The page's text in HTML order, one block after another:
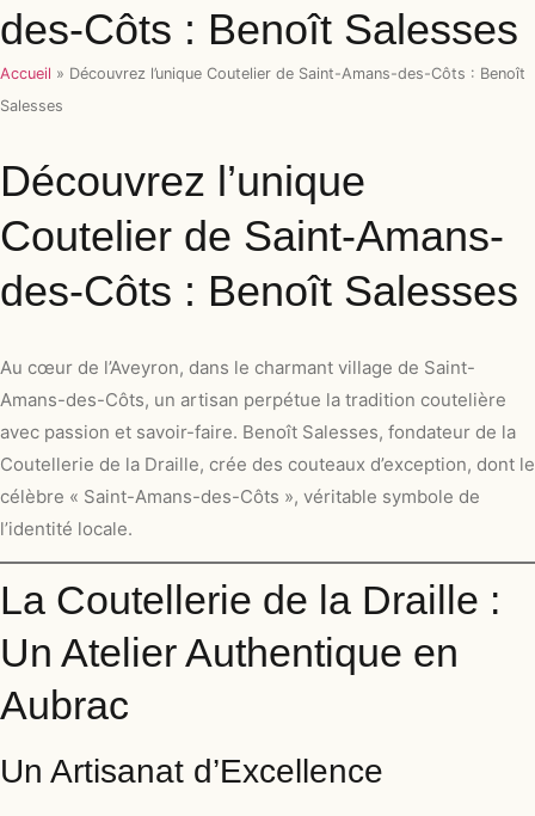
des-Côts : Benoît Salesses
Accueil » Découvrez l’unique Coutelier de Saint-Amans-des-Côts : Benoît
Salesses
Découvrez l’unique
Coutelier de Saint-Amans-
des-Côts : Benoît Salesses
Au cœur de l’Aveyron, dans le charmant village de Saint-
Amans-des-Côts, un artisan perpétue la tradition coutelière
avec passion et savoir-faire. Benoît Salesses, fondateur de la
Coutellerie de la Draille, crée des couteaux d’exception, dont le
célèbre « Saint-Amans-des-Côts », véritable symbole de
l’identité locale.
La Coutellerie de la Draille :
Un Atelier Authentique en
Aubrac
Un Artisanat d’Excellence